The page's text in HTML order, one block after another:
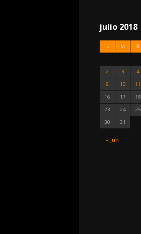
julio 2018
L M X
« Jun
2
3 4
9
10 11
16
17 18
23
24 25
30
31